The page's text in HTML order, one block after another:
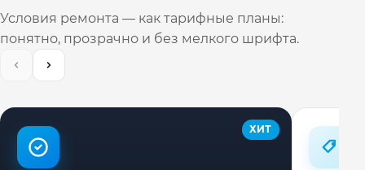
Условия ремонта — как тарифные планы:
понятно, прозрачно и без мелкого шрифта.
ХИТ